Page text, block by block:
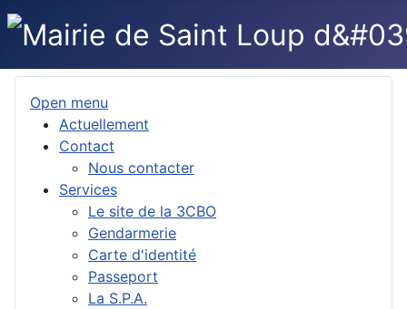
Open menu
Actuellement
Contact
Nous contacter
Services
Le site de la 3CBO
Gendarmerie
Carte d'identité
Passeport
La S.P.A.